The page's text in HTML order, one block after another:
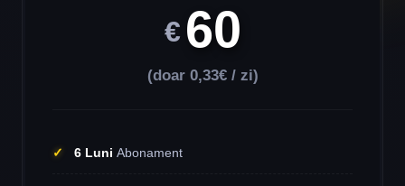
€ 60
(doar 0,33€ / zi)
6 Luni Abonament